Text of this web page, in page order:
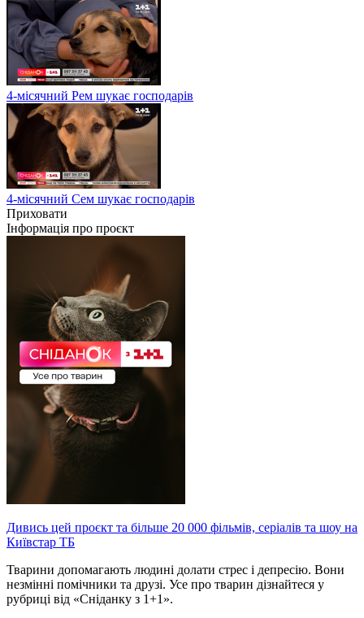
4-місячний Рем шукає господарів
4-місячний Сем шукає господарів
Приховати
Інформація про проєкт
Дивись цей проєкт та більше 20 000 фільмів, серіалів та шоу на
Київстар ТБ
Тварини допомагають людині долати стрес і депресію. Вони
незмінні помічники та друзі. Усе про тварин дізнайтеся у
рубриці від «Сніданку з 1+1».